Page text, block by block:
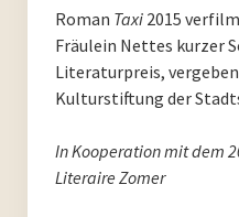
PoesieFest 2016
PoesieFest 2015
PoesieFest 2014
Roman Taxi2015
Fräulein Nettes kurzer
Literaturpreis,
Kulturstiftung der
In Kooperation mit dem
Literaire Zomer